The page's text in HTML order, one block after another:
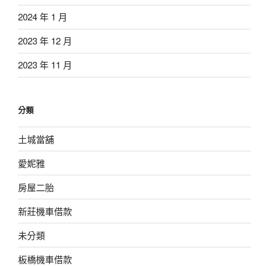
2024 年 1 月
2023 年 12 月
2023 年 11 月
分類
土城當舖
愛妮雅
房屋二胎
新莊機車借款
未分類
板橋機車借款